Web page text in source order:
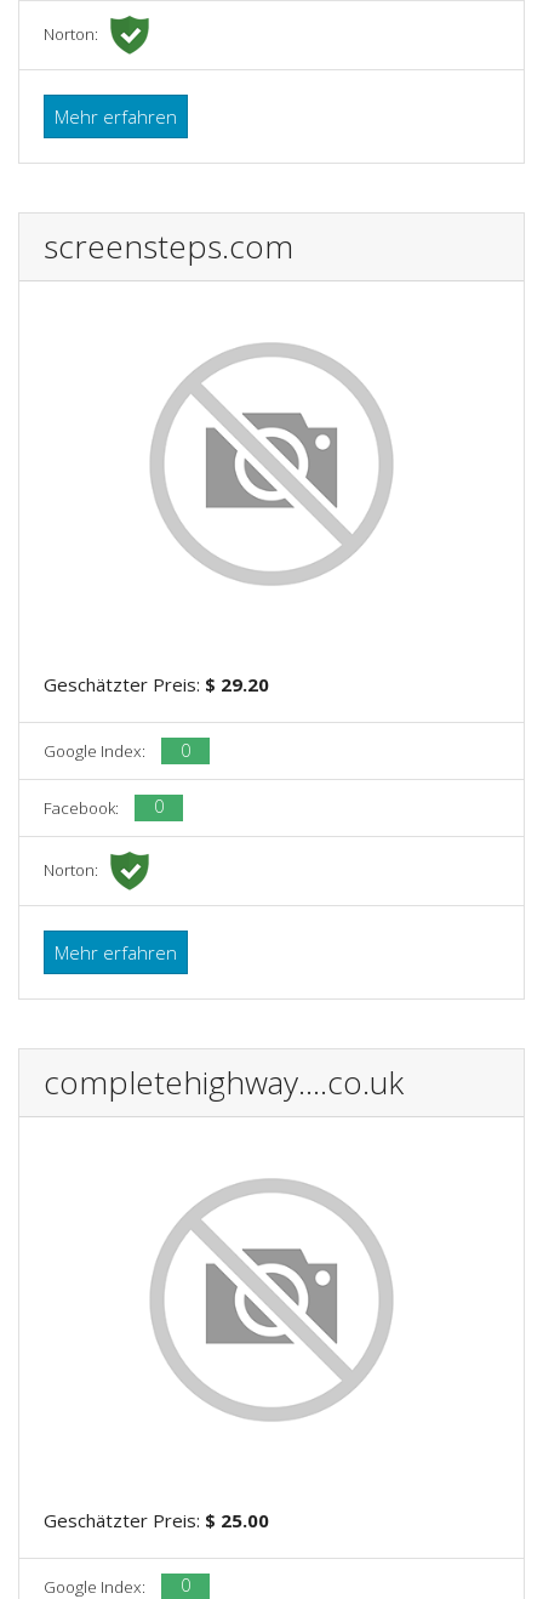
Norton:
Mehr erfahren
screensteps.com
Geschätzter Preis: $ 29.20
Google Index: 0
Facebook: 0
Norton:
Mehr erfahren
completehighway....co.uk
Geschätzter Preis: $ 25.00
Google Index: 0